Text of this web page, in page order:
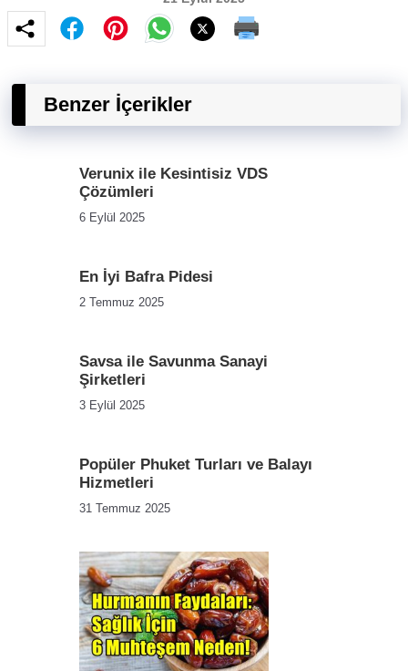
Benzer İçerikler
Verunix ile Kesintisiz VDS
Çözümleri
6 Eylül 2025
En İyi Bafra Pidesi
2 Temmuz 2025
Savsa ile Savunma Sanayi
Şirketleri
3 Eylül 2025
Popüler Phuket Turları ve Balayı
Hizmetleri
31 Temmuz 2025